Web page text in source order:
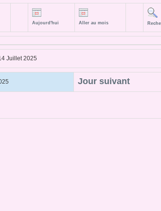
Aujourd'hui Aller au mois
Juillet 2025
Jour suivant